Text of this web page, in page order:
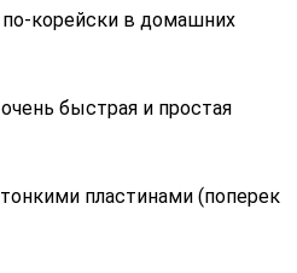
корейски в домашних
быстрая и простая
пластинами (поперек